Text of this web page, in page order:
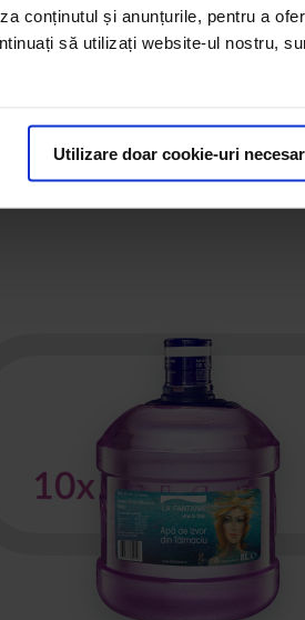
conținutul și anunțurile, pentru a
să utilizați website-ul nostru,
Utilizare doar cookie-uri
0 (0)
159,63 lei